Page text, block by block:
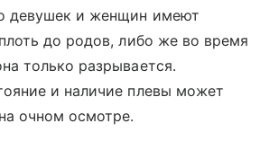
девушек и женщин имеют
до родов, либо же во время
только разрывается.
и наличие плевы может
очном осмотре.